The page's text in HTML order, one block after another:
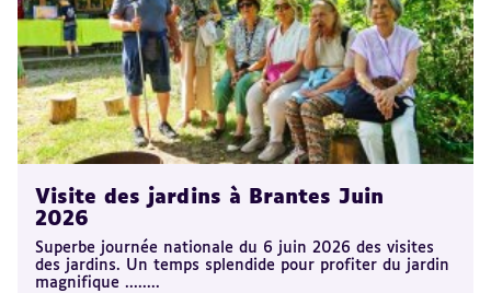
Visite des jardins à Brantes Juin
2026
Superbe journée nationale du 6 juin 2026 des visites
des jardins. Un temps splendide pour profiter du jardin
magnifique ........